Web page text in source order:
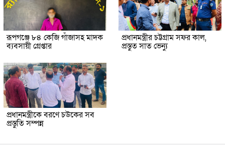
রূপগঞ্জে ৮৪ কেজি গাঁজাসহ মাদক
ব্যবসায়ী গ্রেপ্তার
প্রধানমন্ত্রীর চট্টগ্রাম সফর কাল,
প্রস্তুত সাত ভেন্যু
প্রধানমন্ত্রীকে বরণে চউকের সব
প্রস্তুতি সম্পন্ন